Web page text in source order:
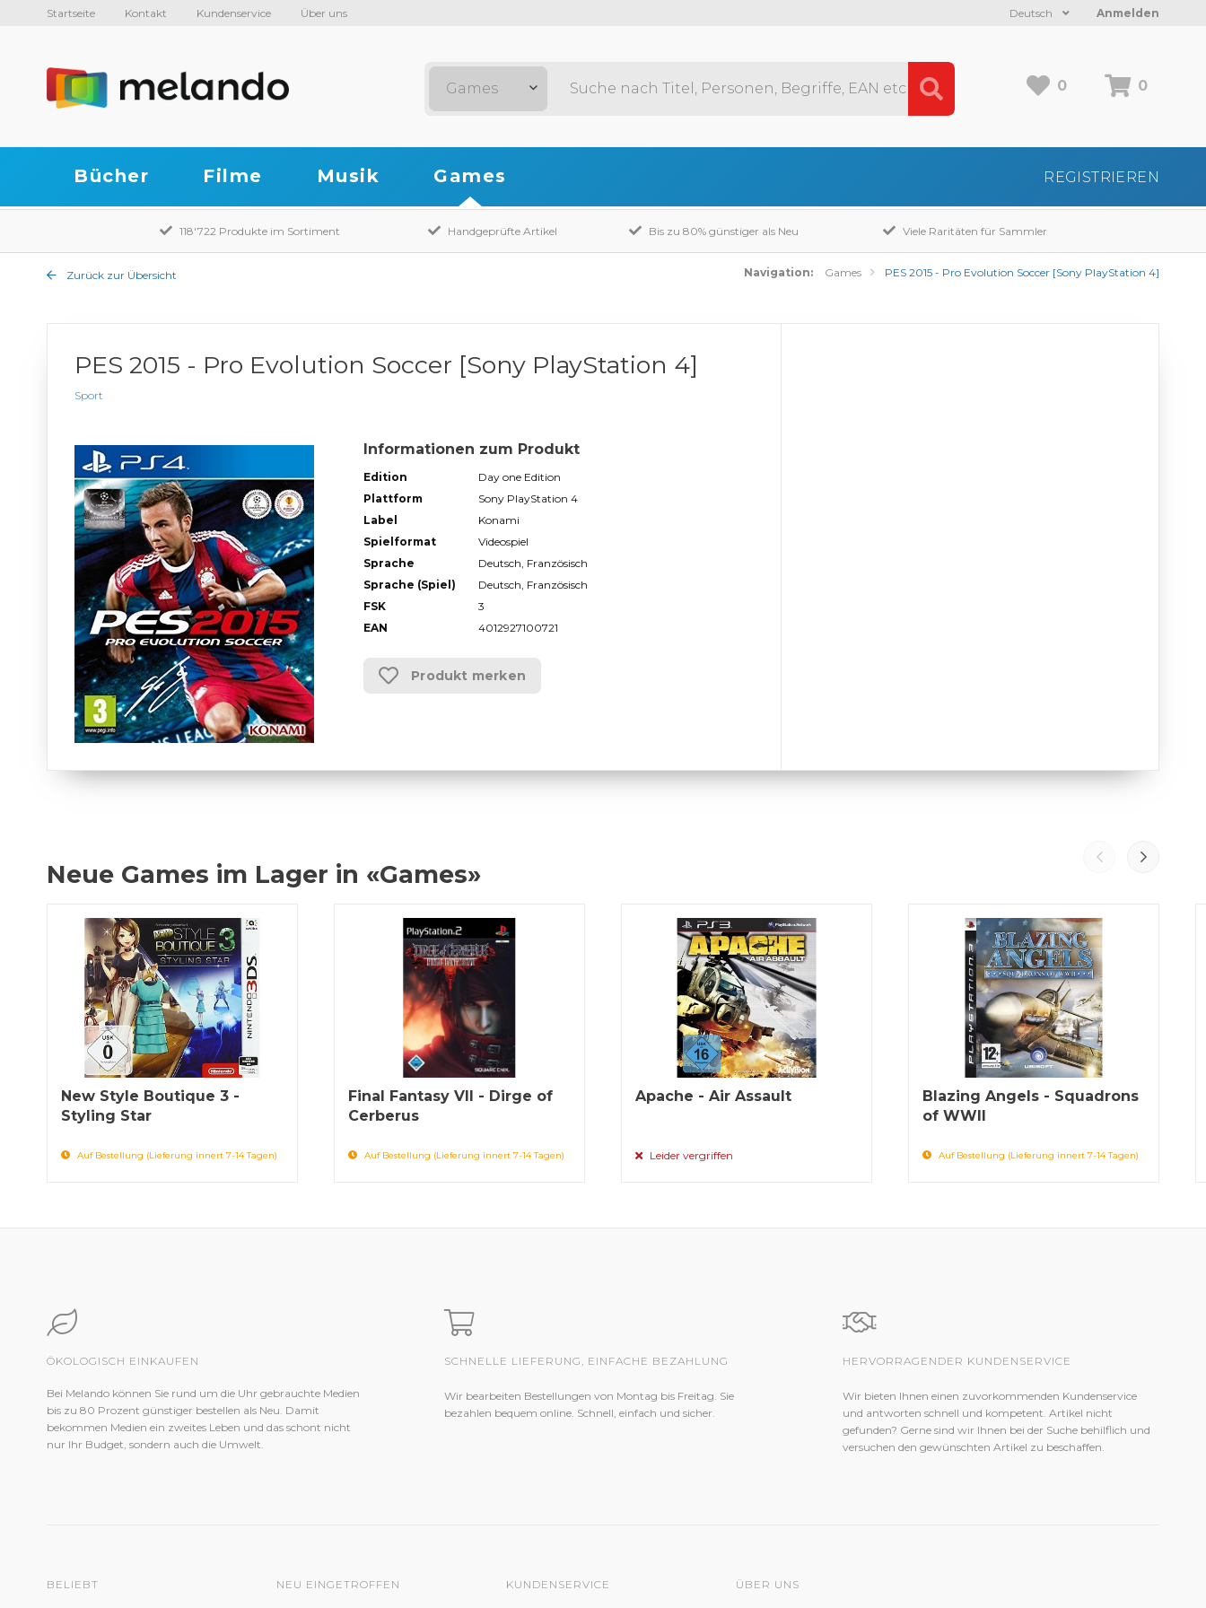
Startseite Kontakt Kundenservice Über uns Anmelden
Deutsch
0 0
Games
Bücher Filme Musik Games REGISTRIEREN
118'722 Produkte im Sortiment Handgeprüfte Artikel Bis zu 80% günstiger als Neu Viele Raritäten für Sammler
Zurück zur Übersicht Navigation: Games PES 2015 - Pro Evolution Soccer [Sony PlayStation 4]
PES 2015 - Pro Evolution Soccer [Sony PlayStation 4]
Sport
Informationen zum Produkt
Edition
Day one Edition
Plattform
Sony PlayStation 4
Label
Konami
Spielformat
Videospiel
Sprache
Deutsch, Französisch
Sprache (Spiel)
Deutsch, Französisch
FSK
3
EAN
4012927100721
Produkt merken
Neue Games im Lager in «Games»
New Style Boutique 3 -
Styling Star
Auf Bestellung (Lieferung innert 7-14 Tagen)
Final Fantasy VII - Dirge of
Cerberus
Auf Bestellung (Lieferung innert 7-14 Tagen)
Apache - Air Assault
Leider vergriffen
Blazing Angels - Squadrons
of WWII
Auf Bestellung (Lieferung innert 7-14 Tagen)
ÖKOLOGISCH EINKAUFEN
Bei Melando können Sie rund um die Uhr gebrauchte Medien
bis zu 80 Prozent günstiger bestellen als Neu. Damit
bekommen Medien ein zweites Leben und das schont nicht
nur Ihr Budget, sondern auch die Umwelt.
SCHNELLE LIEFERUNG, EINFACHE BEZAHLUNG
Wir bearbeiten Bestellungen von Montag bis Freitag. Sie
bezahlen bequem online. Schnell, einfach und sicher.
HERVORRAGENDER KUNDENSERVICE
Wir bieten Ihnen einen zuvorkommenden Kundenservice
und antworten schnell und kompetent. Artikel nicht
gefunden? Gerne sind wir Ihnen bei der Suche behilflich und
versuchen den gewünschten Artikel zu beschaffen.
BELIEBT NEU EINGETROFFEN KUNDENSERVICE ÜBER UNS